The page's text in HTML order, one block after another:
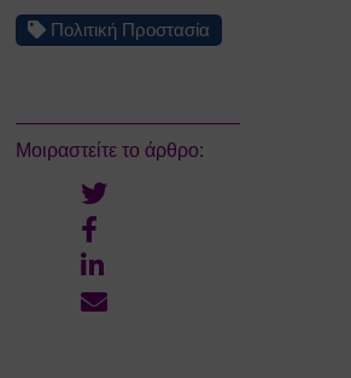
Τηλέφωνα Ανάγκης
Ωράριο Ιατρού
Πολιτική Προστασία
Μοιραστείτε το άρθρο: